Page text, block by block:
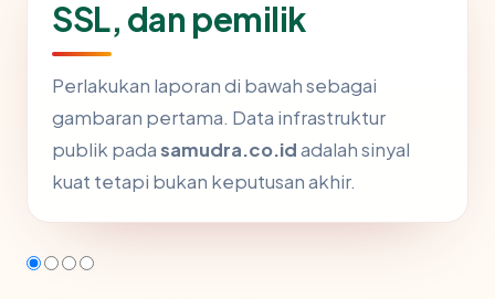
SSL, dan pemilik
Perlakukan laporan di bawah sebagai
gambaran pertama. Data infrastruktur
publik padasamudra.co.idadalah sinyal
kuat tetapi bukan keputusan akhir.